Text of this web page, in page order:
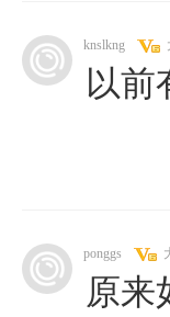
knslkng
以前
ponggs
原来